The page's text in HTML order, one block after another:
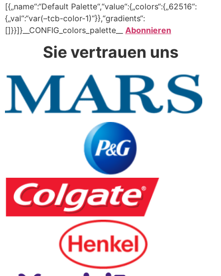
[{„name“:“Default Palette“,“value“:{„colors“:{„62516“:
{„val“:“var(–tcb-color-1)“}},“gradients“:
[]}}]}__CONFIG_colors_palette__ Abonnieren
Sie vertrauen uns